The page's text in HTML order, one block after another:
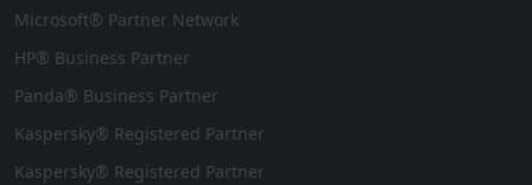
Microsoft® Partner Network
HP® Business Partner
Panda® Business Partner
Kaspersky® Registered Partner
Kaspersky® Registered Partner